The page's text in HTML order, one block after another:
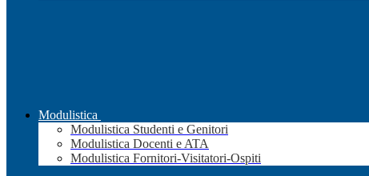
Modulistica
Modulistica Studenti e Genitori
Modulistica Docenti e ATA
Modulistica Fornitori-Visitatori-Ospiti